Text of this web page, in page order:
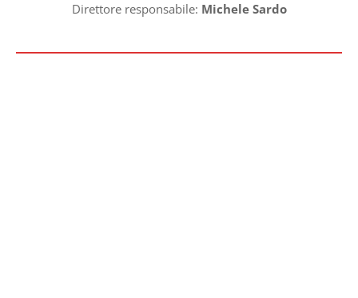
Direttore responsabile: Michele Sardo